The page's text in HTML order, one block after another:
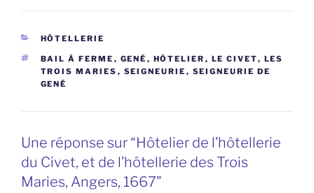
CATÉGORIES
HÔTELLERIE
ÉTIQUETTES
BAIL À FERME , GENÉ , HÔTELIER , LE CIVET, LES
TROIS MARIES , SEIGNEURIE , SEIGNEURIE DE
GENÉ
Une réponse sur “Hôtelier de l’hôtellerie
du Civet, et de l’hôtellerie des Trois
Maries, Angers, 1667”